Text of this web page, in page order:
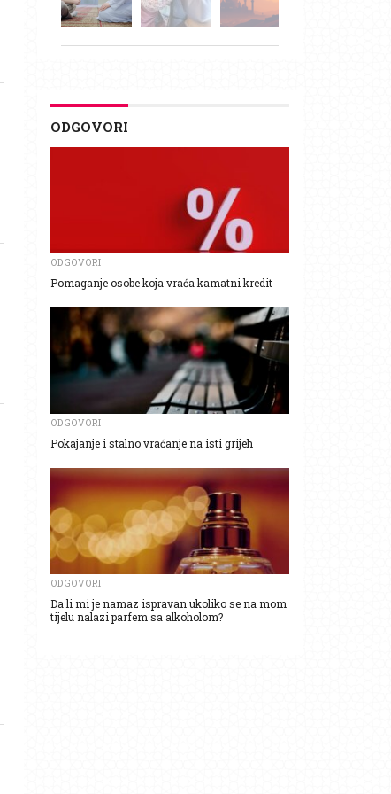
ODGOVORI
ODGOVORI
Pomaganje osobe koja vraća kamatni kredit
ODGOVORI
Pokajanje i stalno vraćanje na isti grijeh
ODGOVORI
Da li mi je namaz ispravan ukoliko se na mom
tijelu nalazi parfem sa alkoholom?